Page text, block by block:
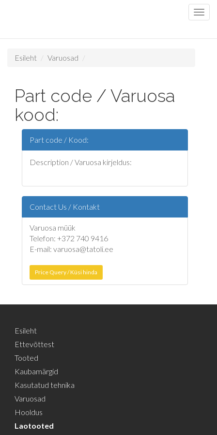
Esileht Varuosad
Part code / Varuosa
kood:
Part code / Kood:
Description / Varuosa kirjeldus:
Contact Us / Kontakt
Varuosa müük
Telefon: +372 740 9416
E-mail: varuosa@tatoli.ee
Price Query / Küsi hinda
Esileht
Ettevõttest
Tooted
Kaubamärgid
Kasutatud tehnika
Varuosad
Hooldus
Laotooted